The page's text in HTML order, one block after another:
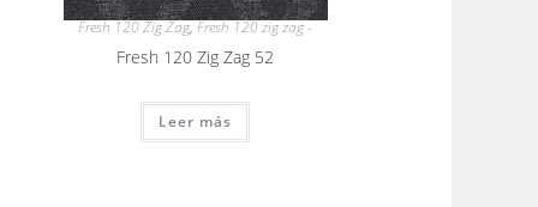
Fresh 120 Zig Zag,Fresh 120 zig zag -
Fresh 120 Zig Zag 52
Leer más